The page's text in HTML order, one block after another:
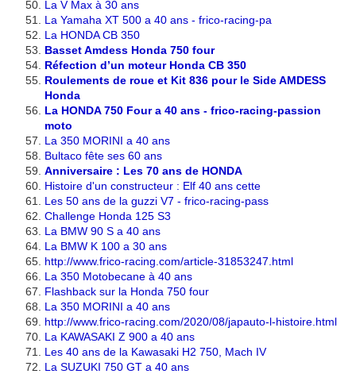
La V Max à 30 ans
La Yamaha XT 500 a 40 ans - frico-racing-pa
La HONDA CB 350
Basset Amdess Honda 750 four
Réfection d’un moteur Honda CB 350
Roulements de roue et Kit 836 pour le Side AMDESS
Honda
La HONDA 750 Four a 40 ans - frico-racing-passion
moto
La 350 MORINI a 40 ans
Bultaco fête ses 60 ans
Anniversaire : Les 70 ans de HONDA
Histoire d'un constructeur : Elf 40 ans cette
Les 50 ans de la guzzi V7 - frico-racing-pass
Challenge Honda 125 S3
La BMW 90 S a 40 ans
La BMW K 100 a 30 ans
http://www.frico-racing.com/article-31853247.html
La 350 Motobecane à 40 ans
Flashback sur la Honda 750 four
La 350 MORINI a 40 ans
http://www.frico-racing.com/2020/08/japauto-l-histoire.html
La KAWASAKI Z 900 a 40 ans
Les 40 ans de la Kawasaki H2 750, Mach IV
La SUZUKI 750 GT a 40 ans